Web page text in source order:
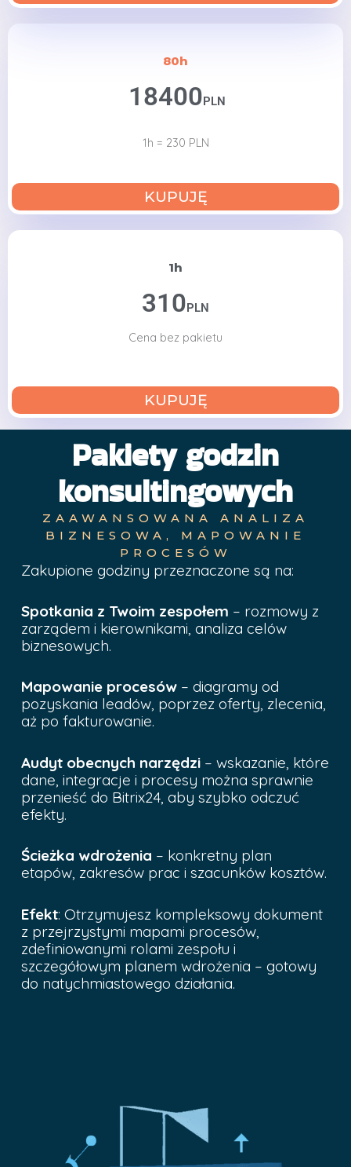
80h
18400PLN
1h = 230 PLN
KUPUJĘ
1h
310PLN
Cena bez pakietu
KUPUJĘ
Pakiety godzin
konsultingowych
ZAAWANSOWANA ANALIZA
BIZNESOWA, MAPOWANIE
PROCESÓW
Zakupione godziny przeznaczone są na:
Spotkania z Twoim zespołem – rozmowy z
zarządem i kierownikami, analiza celów
biznesowych.
Mapowanie procesów – diagramy od
pozyskania leadów, poprzez oferty, zlecenia,
aż po fakturowanie.
Audyt obecnych narzędzi – wskazanie, które
dane, integracje i procesy można sprawnie
przenieść do Bitrix24, aby szybko odczuć
efekty.
Ścieżka wdrożenia – konkretny plan
etapów, zakresów prac i szacunków kosztów.
Efekt: Otrzymujesz kompleksowy dokument
z przejrzystymi mapami procesów,
zdefiniowanymi rolami zespołu i
szczegółowym planem wdrożenia – gotowy
do natychmiastowego działania.